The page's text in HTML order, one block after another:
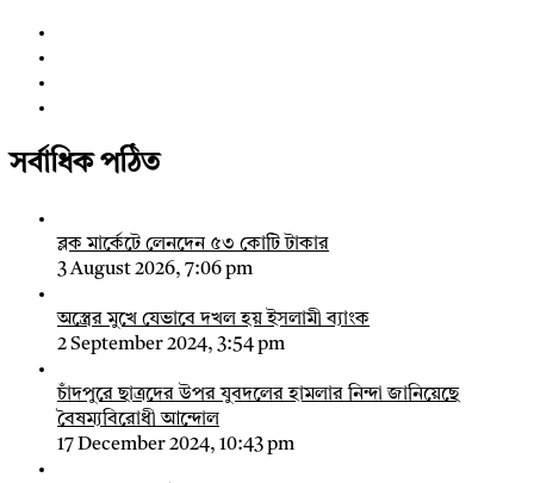
সর্বাধিক পঠিত
ব্লক মার্কেটে লেনদেন ৫৩ কোটি টাকার
3 August 2026, 7:06 pm
অস্ত্রের মুখে যেভাবে দখল হয় ইসলামী ব্যাংক
2 September 2024, 3:54 pm
চাঁদপুরে ছাত্রদের উপর যুবদলের হামলার নিন্দা জানিয়েছে
বৈষম্যবিরোধী আন্দোল
17 December 2024, 10:43 pm